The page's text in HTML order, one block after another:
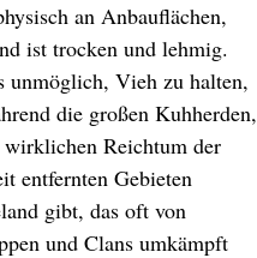
an Anbauflächen,
ist trocken und lehmig.
unmöglich, Vieh zu halten,
die großen Kuhherden,
Reichtum der
entfernten Gebieten
gibt, das oft von
und Clans umkämpft